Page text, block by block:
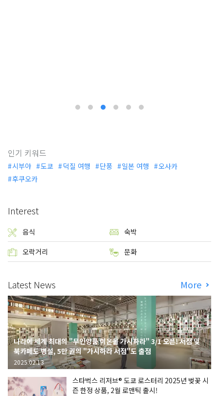
인기 키워드
시부야 도쿄 덕질 여행 단풍 일본 여행
오사카
후쿠오카
Interest
음식 숙박
오락거리 문화
Latest News More
나라에 세계 최대의 "무인양품 이온몰 가시하라" 3/1 오픈! 서점 및
북카페도 병설, 5만 권의 "가시하라 서점"도 출점
2025.02.13
스타벅스 리저브® 도쿄 로스터리 2025년 벚꽃 시
즌 한정 상품, 2월 로맨틱 출시!